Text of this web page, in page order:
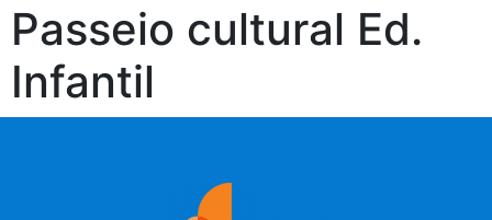
Passeio cultural Ed.
Infantil